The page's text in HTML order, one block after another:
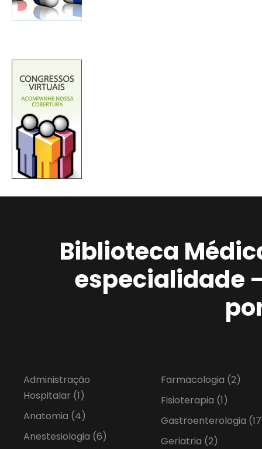
Biblioteca
especialidade
Administração
Hospitalar (1)
Anatomia (4)
Anestesiologia (6)
Farmacologia (2)
Fisioterapia (1)
Gastroenterologia
Geriatria (2)